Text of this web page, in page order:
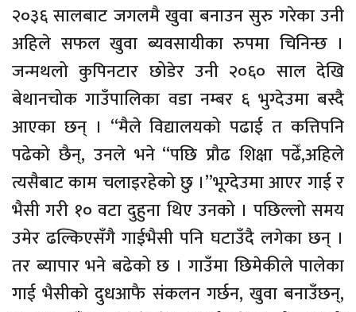
२०३६ सालबाट जगलमै खुवा बनाउन सुरु गरेका उनी
अहिले सफल खुवा ब्यवसायीका रुपमा चिनिन्छ ।
जन्मथलो कुपिनटार छोडेर उनी २०६० साल देखि
बेथानचोक गाउँपालिका वडा नम्बर ६ भुग्देउमा बस्दै
आएका छन् । “मैले विद्यालयको पढाई त कत्तिपनि
पढेको छैन्, उनले भने “पछि प्रौढ शिक्षा पढेँ,अहिले
त्यसैबाट काम चलाइरहेको छु ।”भूग्देउमा आएर गाई र
भैसी गरी १० वटा दुहुना थिए उनको । पछिल्लो समय
उमेर ढल्किएसँगै गाईभैसी पनि घटाउँदै लगेका छन् ।
तर ब्यापार भने बढेको छ । गाउँमा छिमेकीले पालेका
गाई भैसीको दुधआफै संकलन गर्छन, खुवा बनाउँछन्,